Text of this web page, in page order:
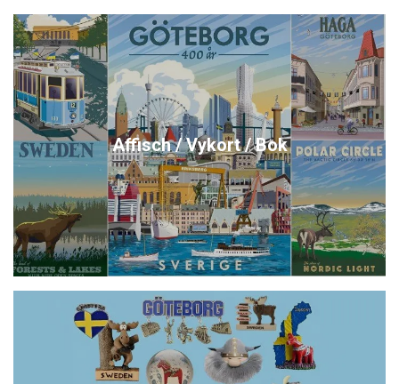
Affisch / Vykort / Bok